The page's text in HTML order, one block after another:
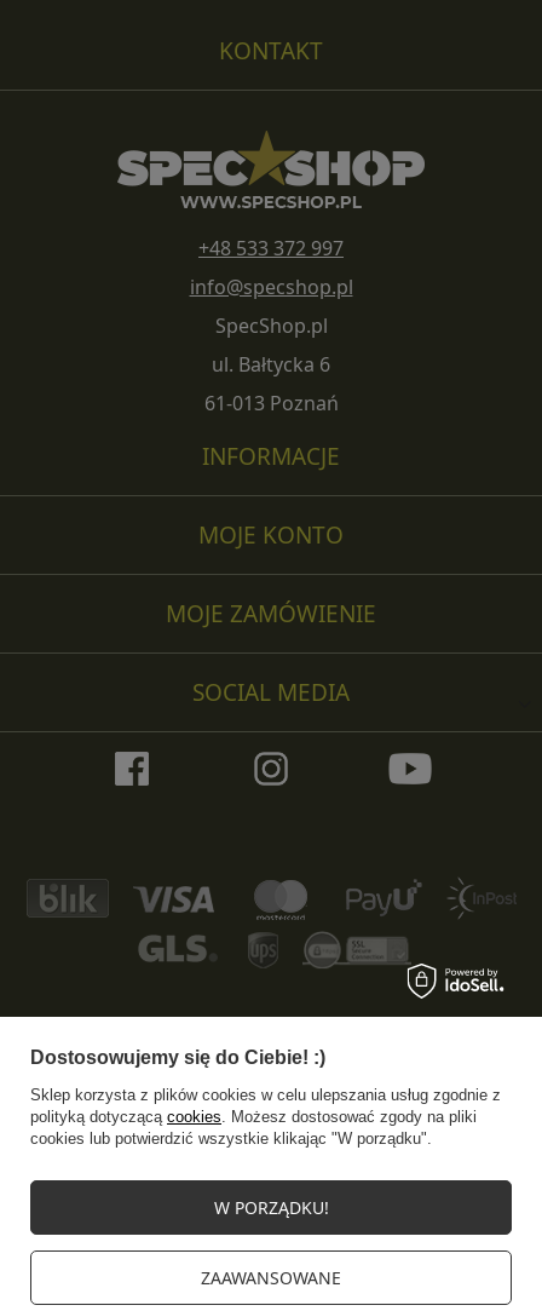
MOJE ZAMÓWIENIE
MOJE KONTO
KONTAKT
+48 533 372 997
info@specshop.pl
SpecShop.pl
ul. Bałtycka 6
61-013 Poznań
INFORMACJE
SOCIAL MEDIA
+48 533 372 997 info@specshop.pl
SpecShop.pl,Bałtycka 6, 61-013Poznań
Stawki VAT dla konsumentów z kraju:
Dostosowujemy się do Ciebie! :)
Sklep korzysta z plików cookies w celu ulepszania usług zgodnie z
polityką dotyczącą cookies. Możesz dostosować zgody na pliki
cookies lub potwierdzić wszystkie klikając "W porządku".
ZAAWANSOWANE
W PORZĄDKU!